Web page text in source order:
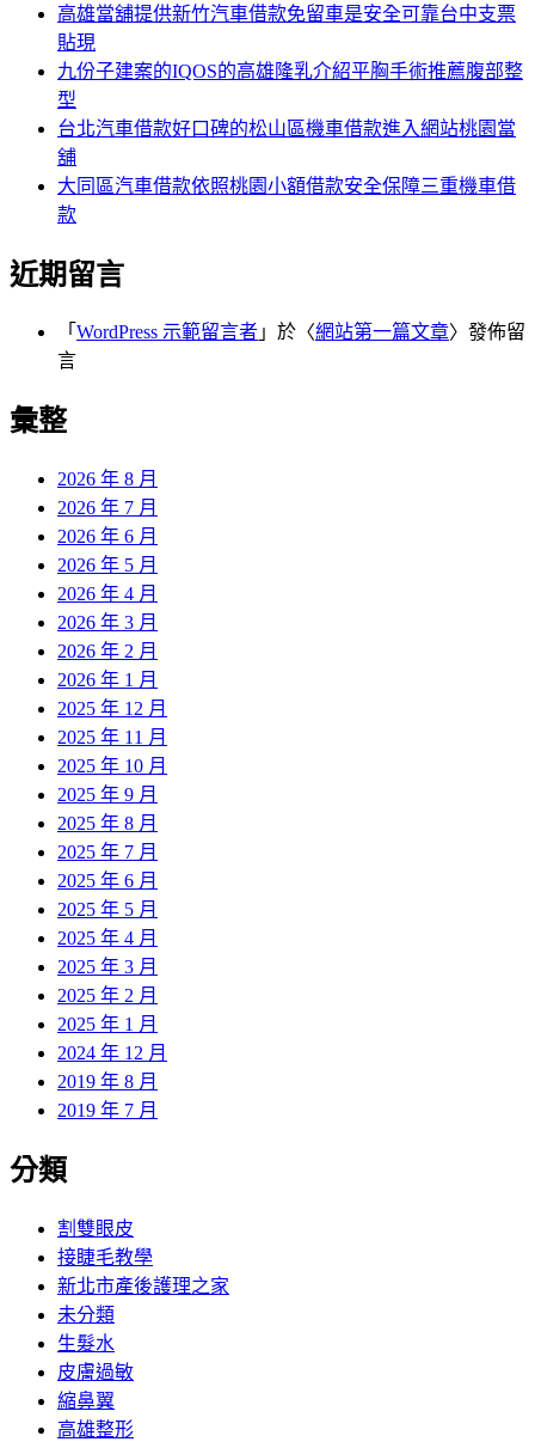
高雄當舖提供新竹汽車借款免留車是安全可靠台中支票
貼現
九份子建案的IQOS的高雄隆乳介紹平胸手術推薦腹部整
型
台北汽車借款好口碑的松山區機車借款進入網站桃園當
舖
大同區汽車借款依照桃園小額借款安全保障三重機車借
款
近期留言
「 WordPress 示範留言者 」於〈網站第一篇文章〉發佈留
言
彙整
2026 年 8 月
2026 年 7 月
2026 年 6 月
2026 年 5 月
2026 年 4 月
2026 年 3 月
2026 年 2 月
2026 年 1 月
2025 年 12 月
2025 年 11 月
2025 年 10 月
2025 年 9 月
2025 年 8 月
2025 年 7 月
2025 年 6 月
2025 年 5 月
2025 年 4 月
2025 年 3 月
2025 年 2 月
2025 年 1 月
2024 年 12 月
2019 年 8 月
2019 年 7 月
分類
割雙眼皮
接睫毛教學
新北市產後護理之家
未分類
生髮水
皮膚過敏
縮鼻翼
高雄整形